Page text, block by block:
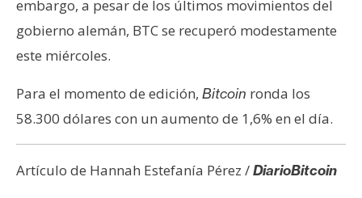
embargo, a pesar de los últimos movimientos del
gobierno alemán, BTC se recuperó modestamente
este miércoles.
Para el momento de edición, Bitcoin ronda los
58.300 dólares con un aumento de 1,6% en el día.
Artículo de Hannah Estefanía Pérez /DiarioBitcoin